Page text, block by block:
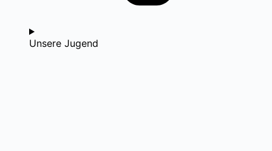
Unsere Jugend